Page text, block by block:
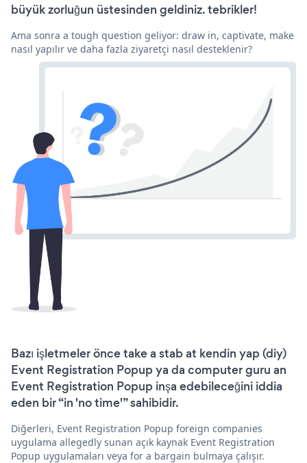
büyük zorluğun üstesinden geldiniz. tebrikler!
Ama sonra a tough question geliyor: draw in, captivate, make
nasıl yapılır ve daha fazla ziyaretçi nasıl desteklenir?
Bazı işletmeler önce take a stab at kendin yap (diy)
Event Registration Popup ya da computer guru an
Event Registration Popup inşa edebileceğini iddia
eden bir “in 'no time'” sahibidir.
Diğerleri, Event Registration Popup foreign companies
uygulama allegedly sunan açık kaynak Event Registration
Popup uygulamaları veya for a bargain bulmaya çalışır.